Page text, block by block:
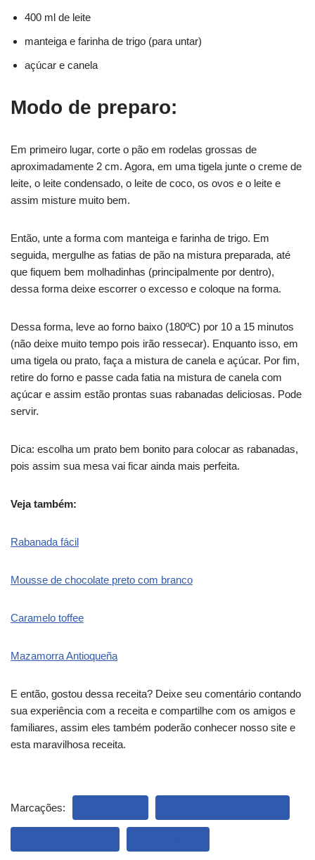
400 ml de leite
manteiga e farinha de trigo (para untar)
açúcar e canela
Modo de preparo:
Em primeiro lugar, corte o pão em rodelas grossas de
aproximadamente 2 cm. Agora, em uma tigela junte o creme de
leite, o leite condensado, o leite de coco, os ovos e o leite e
assim misture muito bem.
Então, unte a forma com manteiga e farinha de trigo. Em
seguida, mergulhe as fatias de pão na mistura preparada, até
que fiquem bem molhadinhas (principalmente por dentro),
dessa forma deixe escorrer o excesso e coloque na forma.
Dessa forma, leve ao forno baixo (180ºC) por 10 a 15 minutos
(não deixe muito tempo pois irão ressecar). Enquanto isso, em
uma tigela ou prato, faça a mistura de canela e açúcar. Por fim,
retire do forno e passe cada fatia na mistura de canela com
açúcar e assim estão prontas suas rabanadas deliciosas. Pode
servir.
Dica: escolha um prato bem bonito para colocar as rabanadas,
pois assim sua mesa vai ficar ainda mais perfeita.
Veja também:
Rabanada fácil
Mousse de chocolate preto com branco
Caramelo toffee
Mazamorra Antioqueña
E então, gostou dessa receita? Deixe seu comentário contando
sua experiência com a receita e compartilhe com os amigos e
familiares, assim eles também poderão conhecer nosso site e
esta maravilhosa receita.
Marcações: